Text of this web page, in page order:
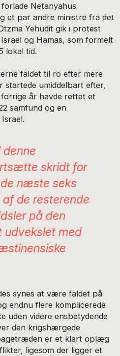
Netanyahus
et par andre ministre fra det
Yehudit gik i protest
og Hamas, som formelt
lokal tid.
faldet til ro efter mere
startede umiddelbart efter,
år havde rettet et
samfund og en
denne
skridt for
næste seks
de resterende
på den
udvekslet med
synes at være faldet på
endnu flere komplicerede
uden videre ensbetydende
den krigshærgede
er et klart oplæg
ligesom der ligger et